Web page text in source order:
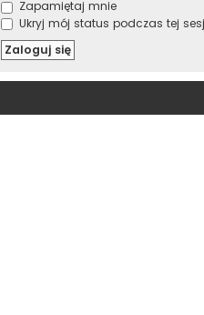
Zapamiętaj mnie
Ukryj mój status podczas tej